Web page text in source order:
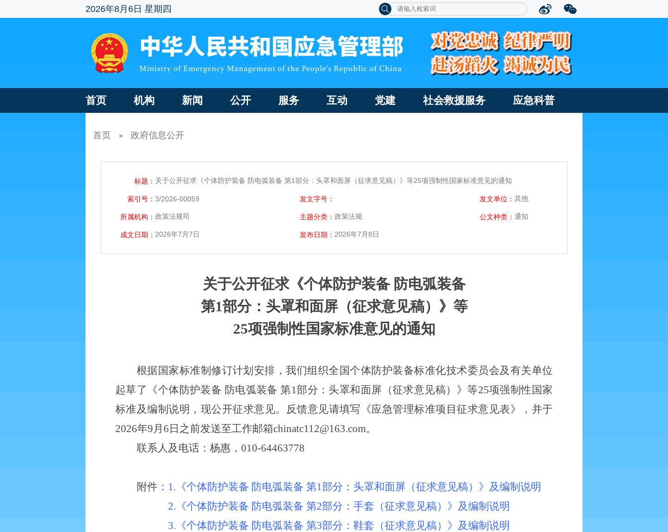
2026年8月6日 星期四
首页 机构 新闻 公开 服务 互动 党建 社会救援服务 应急科普
首页 > 政府信息公开
标题： 关于公开征求《个体防护装备 防电弧装备 第1部分：头罩和面屏（征求意见稿）》等25项强制性国家标准意见的通知
索引号： 3/2026-00059 发文字号： 发文单位： 其他
所属机构： 政策法规司 主题分类： 政策法规 公文种类： 通知
成文日期： 2026年7月7日 发布日期： 2026年7月8日
关于公开征求《个体防护装备 防电弧装备
第1部分：头罩和面屏（征求意见稿）》等
25项强制性国家标准意见的通知
根据国家标准制修订计划安排，我们组织全国个体防护装备标准化技术委员会及有关单位
起草了《个体防护装备 防电弧装备 第1部分：头罩和面屏（征求意见稿）》等25项强制性国家
标准及编制说明， 现公开征求意见。 反馈意见请填写《应急管理标准项目征求意见表》
，并于
2026年9月6日之前发送至工作邮箱chinatc112@163.com。
联系人及电话：杨惠， 010-64463778
附件： 1.《个体防护装备 防电弧装备 第1部分：头罩和面屏（征求意见稿）》及编制说明
2.《个体防护装备 防电弧装备 第2部分：手套（征求意见稿）》及编制说明
3.《个体防护装备 防电弧装备 第3部分：鞋套（征求意见稿）》及编制说明